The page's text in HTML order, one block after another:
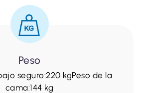
Peso
seguro:220 kgPeso de la
cama:144 kg